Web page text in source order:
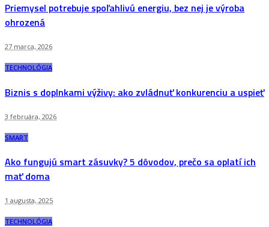
Priemysel potrebuje spoľahlivú energiu, bez nej je výroba
ohrozená
27 marca, 2026
TECHNOLÓGIA
Biznis s doplnkami výživy: ako zvládnuť konkurenciu a uspieť
3 februára, 2026
SMART
Ako fungujú smart zásuvky? 5 dôvodov, prečo sa oplatí ich
mať doma
1 augusta, 2025
TECHNOLÓGIA